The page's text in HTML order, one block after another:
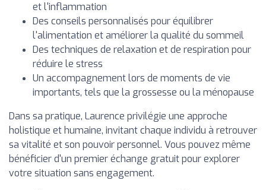
et l'inflammation
Des conseils personnalisés pour équilibrer
l'alimentation et améliorer la qualité du sommeil
Des techniques de relaxation et de respiration pour
réduire le stress
Un accompagnement lors de moments de vie
importants, tels que la grossesse ou la ménopause
Dans sa pratique, Laurence privilégie une approche
holistique et humaine, invitant chaque individu à retrouver
sa vitalité et son pouvoir personnel. Vous pouvez même
bénéficier d'un premier échange gratuit pour explorer
votre situation sans engagement.